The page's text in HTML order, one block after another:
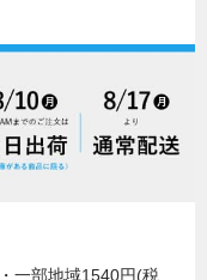
一部地域1540円(税